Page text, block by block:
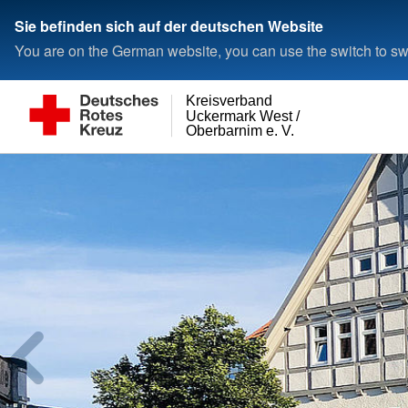
Sie befinden sich auf der deutschen Website
You are on the German website, you can use the switch to
Oberbarnim e. V.
Uckermark West /
Kreisverband